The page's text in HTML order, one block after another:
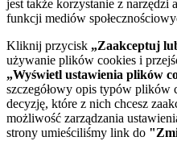
jest także korzystanie z narzędzi
funkcji mediów
Kliknij przycisk „Zaakceptuj
używanie plików cookies i
„Wyświetl ustawienia plików
szczegółowy opis typów plików
decyzję, które z nich chcesz
możliwość zarządzania
strony umieściliśmy link do